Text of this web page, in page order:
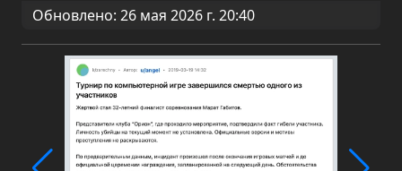
Обновлено: 26 мая 2026 г. 20:40